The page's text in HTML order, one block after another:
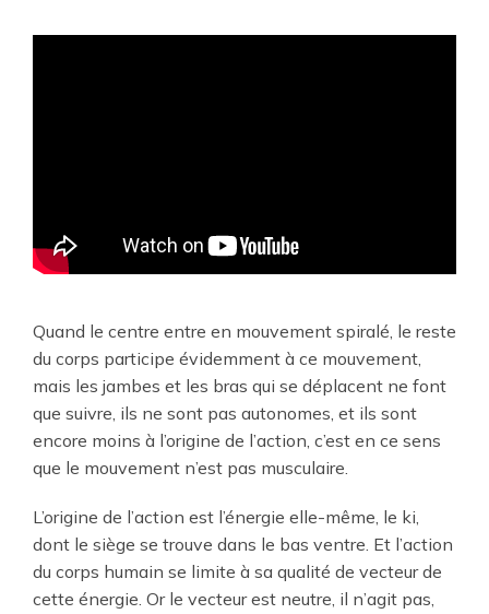
Quand le centre entre en mouvement spiralé, le reste
du corps participe évidemment à ce mouvement,
mais les jambes et les bras qui se déplacent ne font
que suivre, ils ne sont pas autonomes, et ils sont
encore moins à l’origine de l’action, c’est en ce sens
que le mouvement n’est pas musculaire.
L’origine de l’action est l’énergie elle-même, le ki,
dont le siège se trouve dans le bas ventre. Et l’action
du corps humain se limite à sa qualité de vecteur de
cette énergie. Or le vecteur est neutre, il n’agit pas,